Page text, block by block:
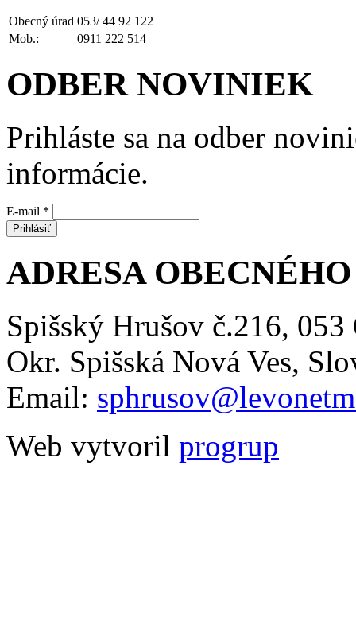
Obecný úrad 053/ 44 92 122
Mob.:
0911 222 514
ODBER NOVINIEK
Prihláste sa na odber
informácie.
E-mail *
ADRESA
Spišský Hrušov č.216,
Okr. Spišská Nová Ves,
Email:
Web vytvoril progrup